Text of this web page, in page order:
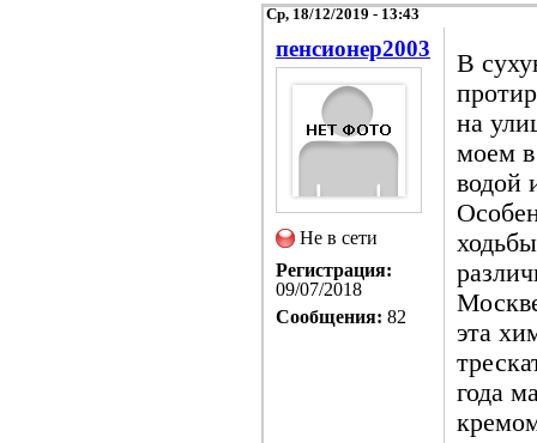
Ср, 18/12/2019 - 13:43
пенсионер2003
Не в сети
Регистрация:
09/07/2018
Сообщения: 82
В
на
моем
водой
эта
года